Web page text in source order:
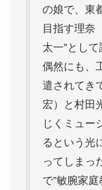
の娘で、東
目指す理奈
太一”とし
偶然にも、
遣されてき
宏）と村田
じくミュー
るという光
ってしまっ
で”敏腕家